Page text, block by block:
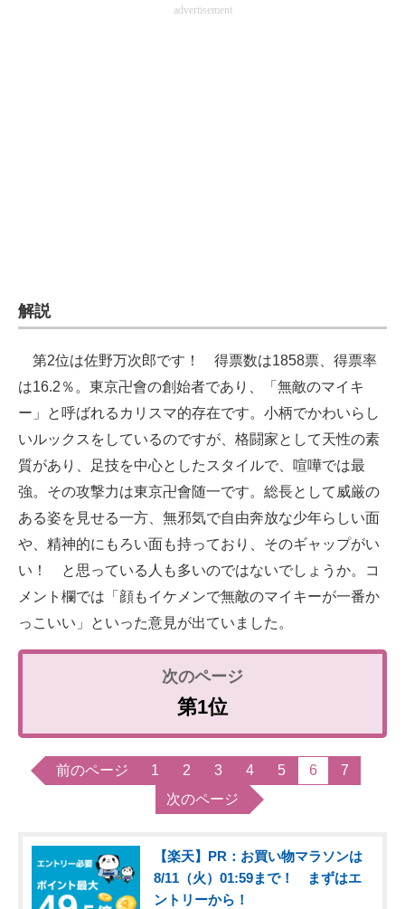
advertisement
解説
第2位は佐野万次郎です！ 得票数は1858票、得票率
は16.2％。東京卍會の創始者であり、「無敵のマイキ
ー」と呼ばれるカリスマ的存在です。小柄でかわいらし
いルックスをしているのですが、格闘家として天性の素
質があり、足技を中心としたスタイルで、喧嘩では最
強。その攻撃力は東京卍會随一です。総長として威厳の
ある姿を見せる一方、無邪気で自由奔放な少年らしい面
や、精神的にもろい面も持っており、そのギャップがい
い！ と思っている人も多いのではないでしょうか。コ
メント欄では「顔もイケメンで無敵のマイキーが一番か
っこいい」といった意見が出ていました。
第1位
前のページ 1 2 3 4 5 6
7
次のページ
【楽天】PR：お買い物マラソンは
8/11（火）01:59まで！ まずはエ
ントリーから！